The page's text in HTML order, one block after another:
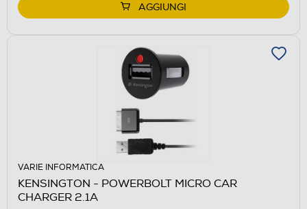
AGGIUNGI
VARIE INFORMATICA
KENSINGTON - POWERBOLT MICRO CAR
CHARGER 2.1A